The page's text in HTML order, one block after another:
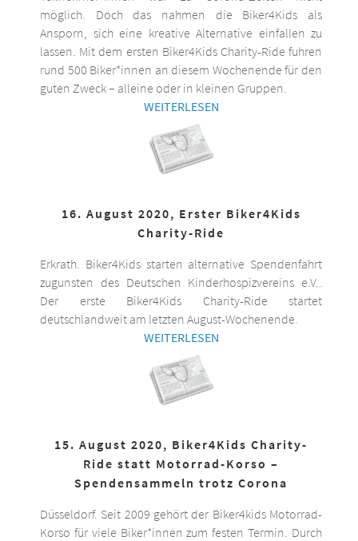
möglich. Doch das nahmen die Biker4Kids als
Ansporn, sich eine kreative Alternative einfallen zu
lassen. Mit dem ersten Biker4Kids Charity-Ride fuhren
rund 500 Biker*innen an diesem Wochenende für den
guten Zweck – alleine oder in kleinen Gruppen.
WEITERLESEN
16. August 2020, Erster Biker4Kids
Charity-Ride
Erkrath. Biker4Kids starten alternative Spendenfahrt
zugunsten des Deutschen Kinderhospizvereins e.V..
Der erste Biker4Kids Charity-Ride startet
deutschlandweit am letzten August-Wochenende.
WEITERLESEN
15. August 2020, Biker4Kids Charity-
Ride statt Motorrad-Korso –
Spendensammeln trotz Corona
Düsseldorf. Seit 2009 gehört der Biker4kids Motorrad-
Korso für viele Biker*innen zum festen Termin. Durch